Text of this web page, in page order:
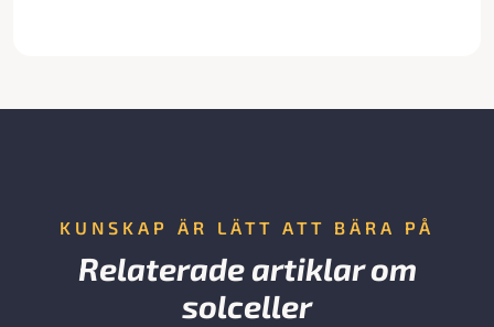
KUNSKAP ÄR LÄTT ATT BÄRA PÅ
Relaterade artiklar om
solceller